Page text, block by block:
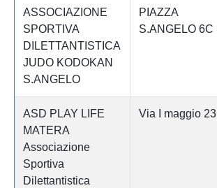
ASSOCIAZIONE
SPORTIVA
DILETTANTISTICA
JUDO KODOKAN
S.ANGELO
PIAZZA
S.ANGELO 6C
ASD PLAY LIFE
MATERA
Associazione
Sportiva
Dilettantistica
Via I maggio 23